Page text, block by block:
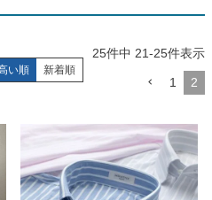
い順 新着順
25件中 21-25件表示
1 2